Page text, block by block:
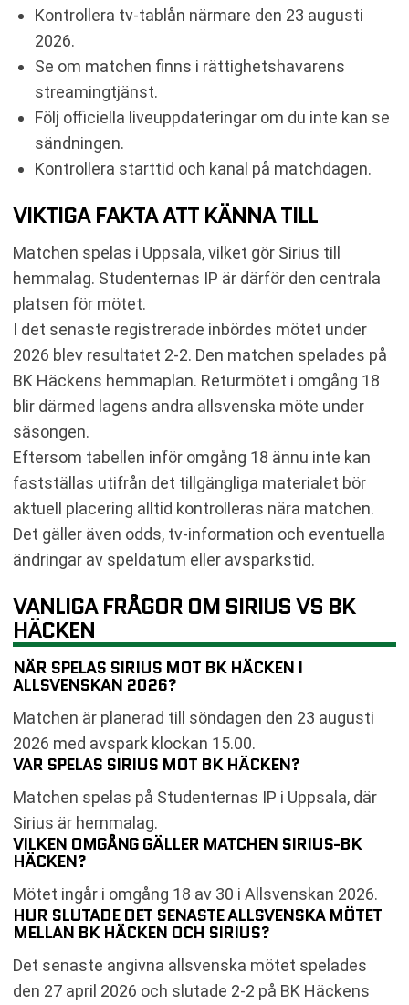
Kontrollera tv-tablån närmare den 23 augusti
2026.
Se om matchen finns i rättighetshavarens
streamingtjänst.
Följ officiella liveuppdateringar om du inte kan se
sändningen.
Kontrollera starttid och kanal på matchdagen.
VIKTIGA FAKTA ATT KÄNNA TILL
Matchen spelas i Uppsala, vilket gör Sirius till
hemmalag. Studenternas IP är därför den centrala
platsen för mötet.
I det senaste registrerade inbördes mötet under
2026 blev resultatet 2-2. Den matchen spelades på
BK Häckens hemmaplan. Returmötet i omgång 18
blir därmed lagens andra allsvenska möte under
säsongen.
Eftersom tabellen inför omgång 18 ännu inte kan
fastställas utifrån det tillgängliga materialet bör
aktuell placering alltid kontrolleras nära matchen.
Det gäller även odds, tv-information och eventuella
ändringar av speldatum eller avsparkstid.
VANLIGA FRÅGOR OM SIRIUS VS BK
HÄCKEN
NÄR SPELAS SIRIUS MOT BK HÄCKEN I
ALLSVENSKAN 2026?
Matchen är planerad till söndagen den 23 augusti
2026 med avspark klockan 15.00.
VAR SPELAS SIRIUS MOT BK HÄCKEN?
Matchen spelas på Studenternas IP i Uppsala, där
Sirius är hemmalag.
VILKEN OMGÅNG GÄLLER MATCHEN SIRIUS-BK
HÄCKEN?
Mötet ingår i omgång 18 av 30 i Allsvenskan 2026.
HUR SLUTADE DET SENASTE ALLSVENSKA MÖTET
MELLAN BK HÄCKEN OCH SIRIUS?
Det senaste angivna allsvenska mötet spelades
den 27 april 2026 och slutade 2-2 på BK Häckens